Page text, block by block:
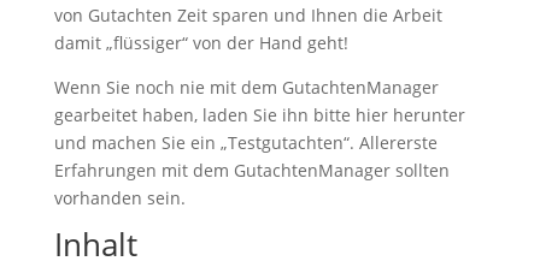
von Gutachten Zeit sparen und Ihnen die Arbeit
damit „flüssiger“ von der Hand geht!
Wenn Sie noch nie mit dem GutachtenManager
gearbeitet haben, laden Sie ihn bitte hier herunter
und machen Sie ein „Testgutachten“. Allererste
Erfahrungen mit dem GutachtenManager sollten
vorhanden sein.
Inhalt